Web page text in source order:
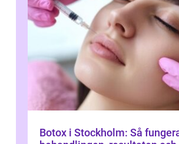
Botox i Stockholm: Så